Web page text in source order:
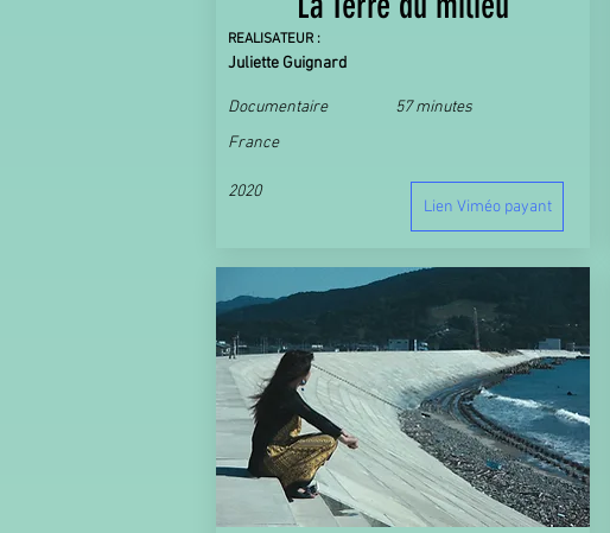
REALISATEUR :
Juliette Guignard
Documentaire
57 minutes
France
2020
Lien Viméo payant